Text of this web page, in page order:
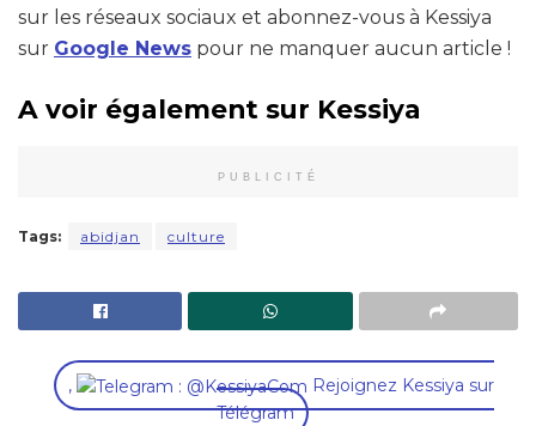
sur les réseaux sociaux et abonnez-vous à Kessiya
sur Google News pour ne manquer aucun article !
A voir également sur Kessiya
PUBLICITÉ
Tags: abidjan culture
,
Rejoignez Kessiya sur
Télégram